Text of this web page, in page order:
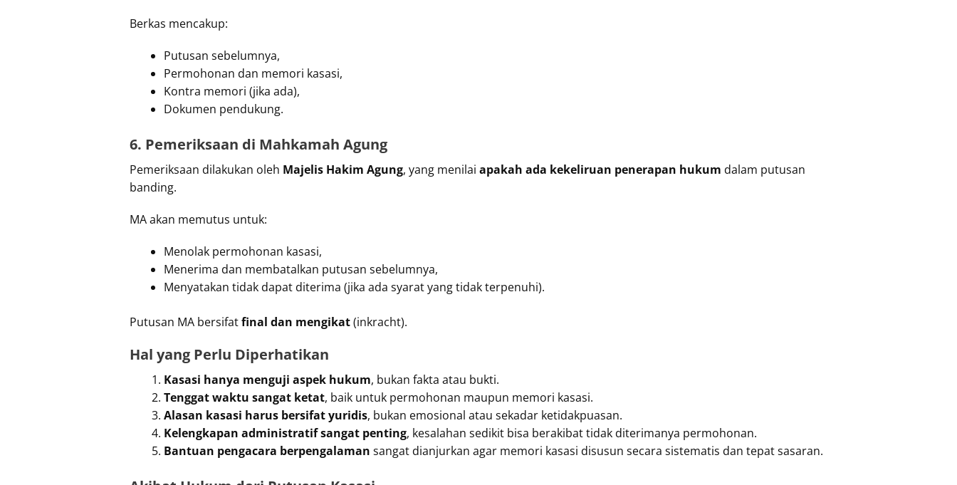
Berkas mencakup:
Putusan sebelumnya,
Permohonan dan memori kasasi,
Kontra memori (jika ada),
Dokumen pendukung.
6. Pemeriksaan di Mahkamah Agung
Pemeriksaan dilakukan oleh Majelis Hakim Agung, yang menilai apakah ada kekeliruan penerapan hukum dalam putusan
banding.
MA akan memutus untuk:
Menolak permohonan kasasi,
Menerima dan membatalkan putusan sebelumnya,
Menyatakan tidak dapat diterima (jika ada syarat yang tidak terpenuhi).
Putusan MA bersifatfinal dan mengikat(inkracht).
Hal yang Perlu Diperhatikan
Kasasi hanya menguji aspek hukum, bukan fakta atau bukti.
Tenggat waktu sangat ketat, baik untuk permohonan maupun memori kasasi.
Alasan kasasi harus bersifat yuridis, bukan emosional atau sekadar ketidakpuasan.
Kelengkapan administratif sangat penting, kesalahan sedikit bisa berakibat tidak diterimanya permohonan.
Bantuan pengacara berpengalaman sangat dianjurkan agar memori kasasi disusun secara sistematis dan tepat sasaran.